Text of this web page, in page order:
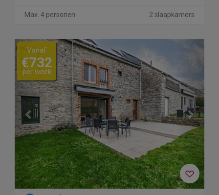
Max. 4 personen 2 slaapkamers
Previous Next
Vanaf
€732
per week